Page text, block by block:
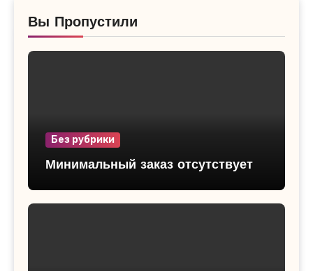
Вы Пропустили
Без рубрики
Минимальный заказ отсутствует